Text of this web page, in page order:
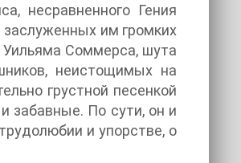
несравненного Гения
заслуженных им громких
Уильяма Соммерса, шута
неистощимых на
грустной песенкой
забавные. По сути, он и
и упорстве, о